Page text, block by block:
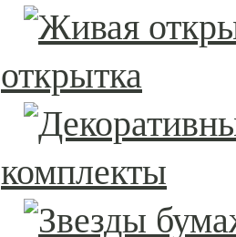
открытка
комплекты